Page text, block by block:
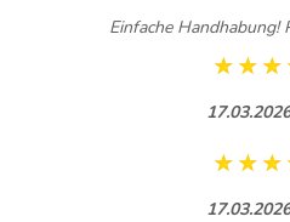
Einfache Handhabung!